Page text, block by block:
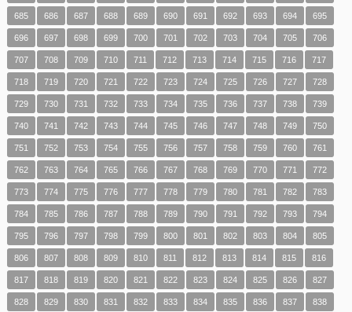
685 686 687 688 689 690 691 692 693 694 695
696 697 698 699 700 701 702 703 704 705 706
707 708 709 710 711 712 713 714 715 716 717
718 719 720 721 722 723 724 725 726 727 728
729 730 731 732 733 734 735 736 737 738 739
740 741 742 743 744 745 746 747 748 749 750
751 752 753 754 755 756 757 758 759 760 761
762 763 764 765 766 767 768 769 770 771 772
773 774 775 776 777 778 779 780 781 782 783
784 785 786 787 788 789 790 791 792 793 794
795 796 797 798 799 800 801 802 803 804 805
806 807 808 809 810 811 812 813 814 815 816
817 818 819 820 821 822 823 824 825 826 827
828 829 830 831 832 833 834 835 836 837 838